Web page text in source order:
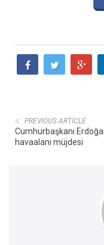
PREVIOUS ARTICLE
Cumhurbaşkanı
havaalanı müjdesi